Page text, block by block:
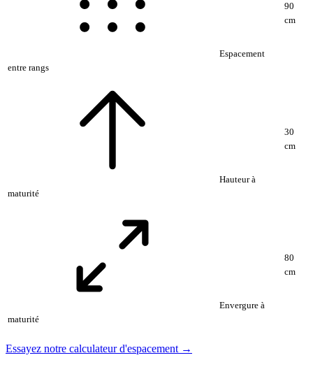
Espacement
entre rangs
90
cm
Hauteur à
maturité
30
cm
Envergure à
maturité
80
cm
Essayez notre calculateur d'espacement →